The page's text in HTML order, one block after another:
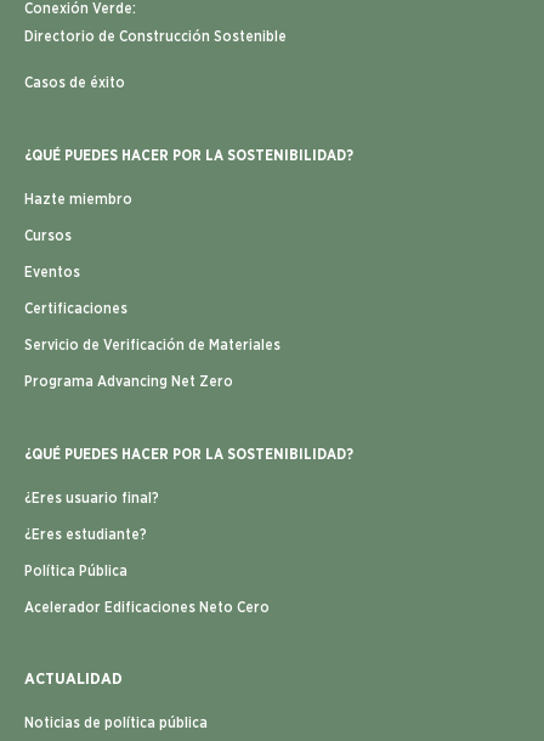
Conexión Verde:
Directorio de Construcción Sostenible
Casos de éxito
¿QUÉ PUEDES HACER POR LA SOSTENIBILIDAD?
Hazte miembro
Cursos
Eventos
Certificaciones
Servicio de Verificación de Materiales
Programa Advancing Net Zero
¿QUÉ PUEDES HACER POR LA SOSTENIBILIDAD?
¿Eres usuario final?
¿Eres estudiante?
Política Pública
Acelerador Edificaciones Neto Cero
ACTUALIDAD
Noticias de política pública